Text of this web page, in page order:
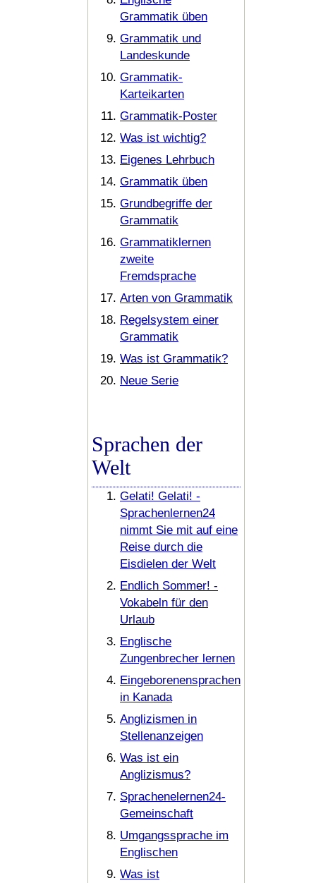
Grammatik üben
Grammatik und
Landeskunde
Grammatik-
Karteikarten
Grammatik-Poster
Was ist wichtig?
Eigenes Lehrbuch
Grammatik üben
Grundbegriffe der
Grammatik
Grammatiklernen
zweite
Fremdsprache
Arten von Grammatik
Regelsystem einer
Grammatik
Was ist Grammatik?
Neue Serie
Sprachen der
Welt
Gelati! Gelati! -
Sprachenlernen24
nimmt Sie mit auf eine
Reise durch die
Eisdielen der Welt
Endlich Sommer! -
Vokabeln für den
Urlaub
Englische
Zungenbrecher lernen
Eingeborenensprachen
in Kanada
Anglizismen in
Stellenanzeigen
Was ist ein
Anglizismus?
Sprachenelernen24-
Gemeinschaft
Umgangssprache im
Englischen
Was ist